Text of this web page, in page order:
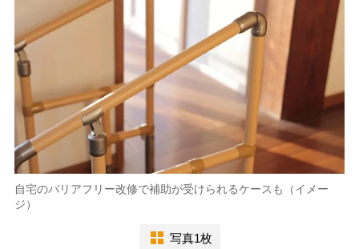
自宅のバリアフリー改修で補助が受けられるケースも（イメー
ジ）
写真1枚